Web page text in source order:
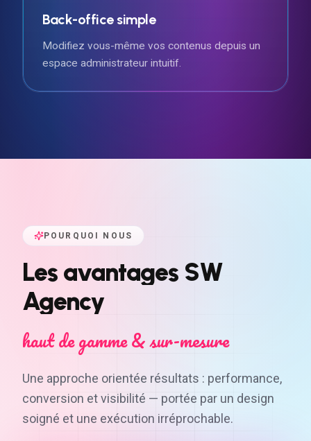
Back-office simple
Modifiez vous-même vos contenus depuis un
espace administrateur intuitif.
POURQUOI NOUS
Les avantages SW
Agency
haut de gamme & sur-mesure
Une approche orientée résultats : performance,
conversion et visibilité — portée par un design
soigné et une exécution irréprochable.